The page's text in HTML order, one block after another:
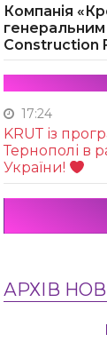
Компанія
Construction
17:24
KRUТ із
Тернополі в
України!
АРХІВ